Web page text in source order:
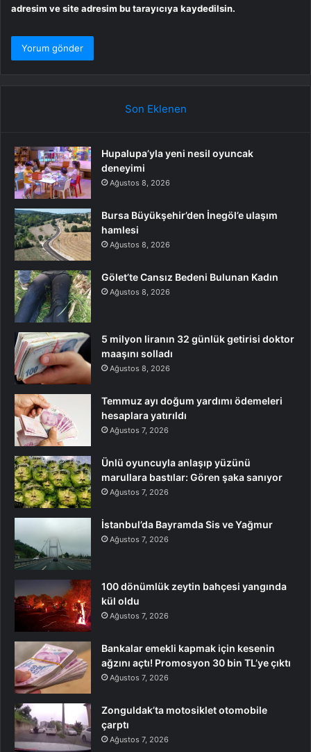
adresim ve site adresim bu tarayıcıya kaydedilsin.
Son Eklenen
Hupalupa’yla yeni nesil oyuncak
deneyimi
Ağustos 8, 2026
Bursa Büyükşehir’den İnegöl’e ulaşım
hamlesi
Ağustos 8, 2026
Gölet’te Cansız Bedeni Bulunan Kadın
Ağustos 8, 2026
5 milyon liranın 32 günlük getirisi doktor
maaşını solladı
Ağustos 8, 2026
Temmuz ayı doğum yardımı ödemeleri
hesaplara yatırıldı
Ağustos 7, 2026
Ünlü oyuncuyla anlaşıp yüzünü
marullara bastılar: Gören şaka sanıyor
Ağustos 7, 2026
İstanbul’da Bayramda Sis ve Yağmur
Ağustos 7, 2026
100 dönümlük zeytin bahçesi yangında
kül oldu
Ağustos 7, 2026
Bankalar emekli kapmak için kesenin
ağzını açtı! Promosyon 30 bin TL’ye çıktı
Ağustos 7, 2026
Zonguldak’ta motosiklet otomobile
çarptı
Ağustos 7, 2026